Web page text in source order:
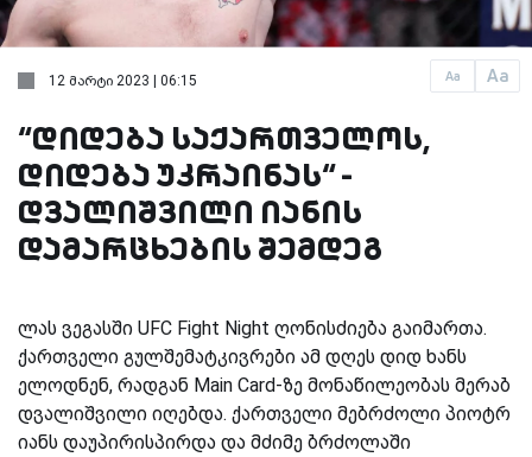
Aa Aa
12 მარტი 2023 | 06:15
“დიდება საქართველოს,
დიდება უკრაინას“ -
დვალიშვილი იანის
დამარცხების შემდეგ
ლას ვეგასში UFC Fight Night ღონისძიება გაიმართა.
ქართველი გულშემატკივრები ამ დღეს დიდ ხანს
ელოდნენ, რადგან Main Card-ზე მონაწილეობას მერაბ
დვალიშვილი იღებდა. ქართველი მებრძოლი პიოტრ
იანს დაუპირისპირდა და მძიმე ბრძოლაში